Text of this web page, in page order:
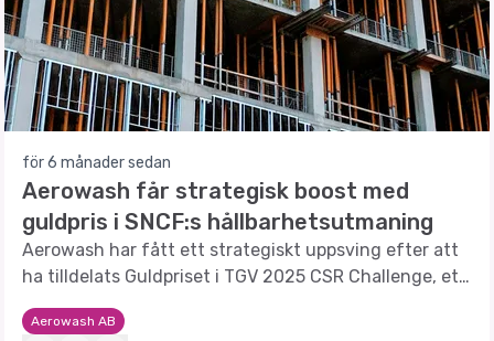
för 6 månader sedan
Aerowash får strategisk boost med
guldpris i SNCF:s hållbarhetsutmaning
Aerowash har fått ett strategiskt uppsving efter att
ha tilldelats Guldpriset i TGV 2025 CSR Challenge, ett
erkännande för hållbar innovation inom
järnvägssektorn.
Aerowash AB